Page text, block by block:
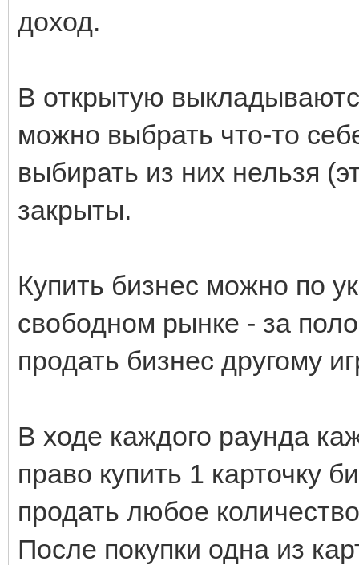
доход.
В открытую
можно выбрать что-то
выбирать из них нельзя
закрыты.
Купить бизнес можно по
свободном рынке - за
продать бизнес другому
В ходе каждого раунда
право купить 1 карточку
продать любое
После покупки одна из